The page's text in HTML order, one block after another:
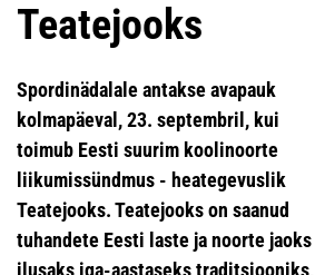
Teatejooks
Spordinädalale antakse avapauk
kolmapäeval, 23. septembril, kui
toimub Eesti suurim koolinoorte
liikumissündmus - heategevuslik
Teatejooks. Teatejooks on saanud
tuhandete Eesti laste ja noorte jaoks
ilusaks iga-aastaseks traditsiooniks,